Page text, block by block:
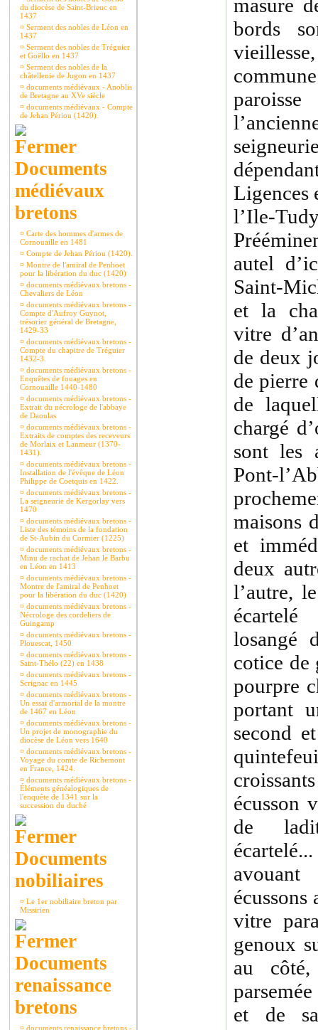
du diocèse de Saint-Brieuc en
1437
¤ Serment des nobles de Léon en
1437
¤ Serment des nobles de Tréguier
et Goëllo en 1437
¤ Serment des nobles de la
châtellenie de Jugon en 1437
¤ documents médiévaux - Anoblis
de Bretagne au XVe siècle
¤ documents médiévaux - Compte
de Jehan Périou (1420).
Documents
médiévaux
bretons
¤ Carte des hommes d'armes de
Cornouaille en 1481
¤ Compte de Jehan Périou (1420).
¤ Montre de l'amiral de Penhoet
pour la libération du duc (1420)
¤ documents médiévaux bretons -
Chevaliers de Léon
¤ documents médiévaux bretons -
Compte d'Aufroy Guynot,
trésorier général de Bretagne,
1429-33
¤ documents médiévaux bretons -
Compte du chapitre de Tréguier
1432-3.
¤ documents médiévaux bretons -
Enquêtes de fouages en
Cornouaille 1440-1480
¤ documents médiévaux bretons -
Extrait du nécrologe de l'abbaye
de Daoulas
¤ documents médiévaux bretons -
Extraits de comptes des receveurs
de Morlaix et Lanmeur (1370-
1431).
¤ documents médiévaux bretons -
Installation de l'évêque de Léon
Philippe de Coetquis en 1422.
¤ documents médiévaux bretons -
La seigneurie de Kergorlay vers
1470
¤ documents médiévaux bretons -
Liste des témoins de la fondation
de St-Aubin du Cormier (1225)
¤ documents médiévaux bretons -
Minu de rachat de Jehan le Barbu
en Léon en 1413
¤ documents médiévaux bretons -
Montre de l'amiral de Penhoet
pour la libération du duc (1420)
¤ documents médiévaux bretons -
Nécrologe des cordeliers de
Guingamp
¤ documents médiévaux bretons -
Plouescat, 1450
¤ documents médiévaux bretons -
Saint-Thélo (22) en 1438
¤ documents médiévaux bretons -
Scrignac en 1445
¤ documents médiévaux bretons -
Un essai d'armorial de la montre
de 1467 en Léon
¤ documents médiévaux bretons -
Un projet de monographie du
diocèse de Léon vers 1640
¤ documents médiévaux bretons -
Voyage du comte de Richemont
en France, 1424.
¤ documents médiévaux bretons -
Éléments généalogiques de
l'enquête de 1341 sur la
succession du duché
Documents
nobiliaires
¤ Le 1er nobiliaire breton par
Missirien
Documents
renaissance
bretons
¤ documents renaissance bretons -
masure
bords
Ligences
l’Ile-
autel
Saint-
et la
vitre
de deux
de pierre
de
chargé
sont les
Pont-
maisons
et
deux
l’autre,
losangé
cotice de
pourpre
portant
second
écusson
de
avouant
vitre
genoux
au côté,
et de